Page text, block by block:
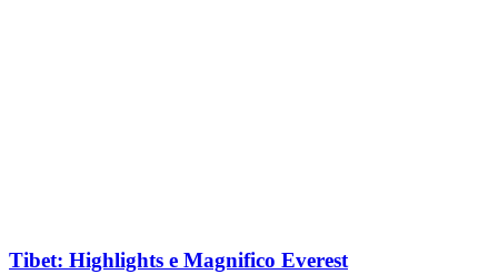
Tibet: Highlights e Magnifico Everest